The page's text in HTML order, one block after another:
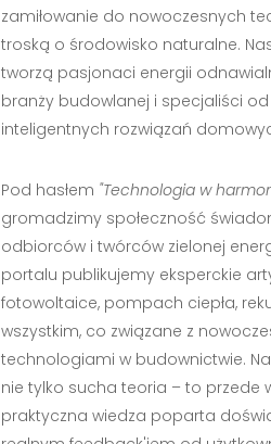
zamiłowanie do nowoczesnych
troską o środowisko naturalne.
tworzą pasjonaci energii
branży budowlanej i specjaliści od
inteligentnych rozwiązań
Pod hasłem "Technologia w
gromadzimy społeczność
odbiorców i twórców zielonej
portalu publikujemy eksperckie
fotowoltaice, pompach ciepła,
wszystkim, co związane z
technologiami w budownictwie.
nie tylko sucha teoria – to przede
praktyczna wiedza poparta